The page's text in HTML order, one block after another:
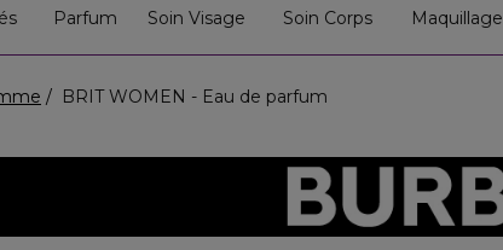
Parfum Soin Visage Soin Corps Maquillage
BRIT WOMEN - Eau de parfum